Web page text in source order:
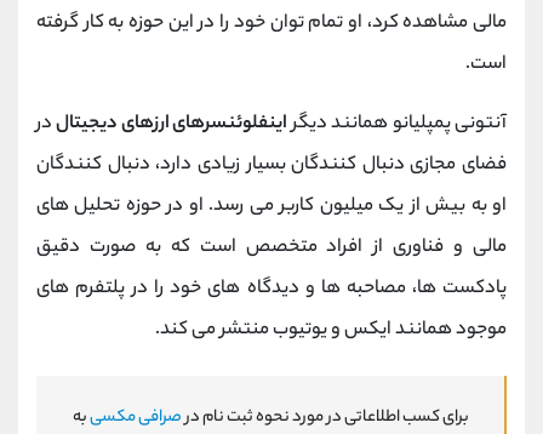
مالی مشاهده کرد، او تمام توان خود را در این حوزه به کار گرفته
است.
آنتونی پمپلیانو همانند دیگراینفلوئنسرهای ارزهای دیجیتالدر
فضای مجازی دنبال کنندگان بسیار زیادی دارد، دنبال کنندگان
او به بیش از یک میلیون کاربر می رسد. او در حوزه تحلیل های
مالی و فناوری از افراد متخصص است که به صورت دقیق
پادکست ها، مصاحبه ها و دیدگاه های خود را در پلتفرم های
موجود همانند ایکس و یوتیوب منتشر می کند.
برای کسب اطلاعاتی در مورد نحوه ثبت نام درصرافی مکسیبه